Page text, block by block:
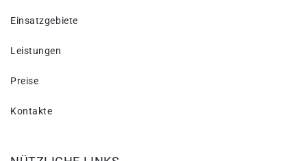
Einsatzgebiete
Leistungen
Preise
Kontakte